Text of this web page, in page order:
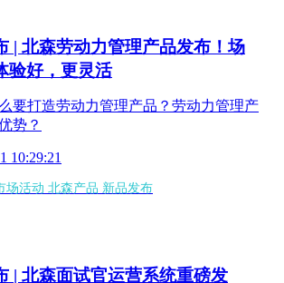
| 北森劳动力管理产品发布！场
验好，更灵活
要打造劳动力管理产品？劳动力管理产
势？
10:29:21
场活动 北森产品 新品发布
| 北森面试官运营系统重磅发